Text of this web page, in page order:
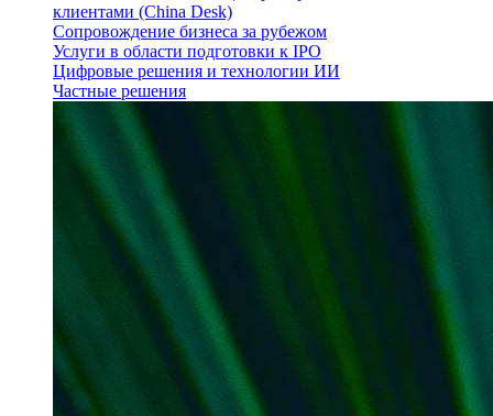
клиентами (China Desk)
Сопровождение бизнеса за рубежом
Услуги в области подготовки к IPO
Цифровые решения и технологии ИИ
Частные решения